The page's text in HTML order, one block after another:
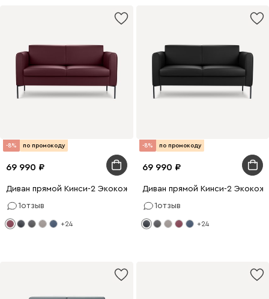
-8% по промокоду
69 990
Диван прямой Кинси-2 Экокожа Бордовый
1отзыв
+24
-8% по промокоду
69 990
Диван прямой Кинси-2
1отзыв
+24